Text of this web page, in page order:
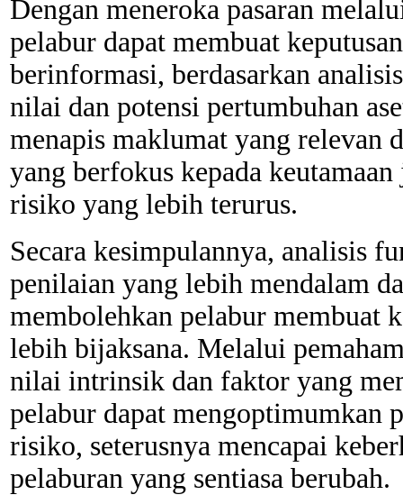
Dengan meneroka pasaran
pelabur dapat membuat
berinformasi, berdasarkan
nilai dan potensi pertumbuhan
menapis maklumat yang relevan
yang berfokus kepada
risiko yang lebih terurus.
Secara kesimpulannya, analisis
penilaian yang lebih mendalam
membolehkan pelabur membuat
lebih bijaksana. Melalui
nilai intrinsik dan faktor yang
pelabur dapat mengoptimumkan
risiko, seterusnya mencapai
pelaburan yang sentiasa berubah.